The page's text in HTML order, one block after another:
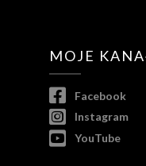
MOJE
Facebook
Instagram
YouTube